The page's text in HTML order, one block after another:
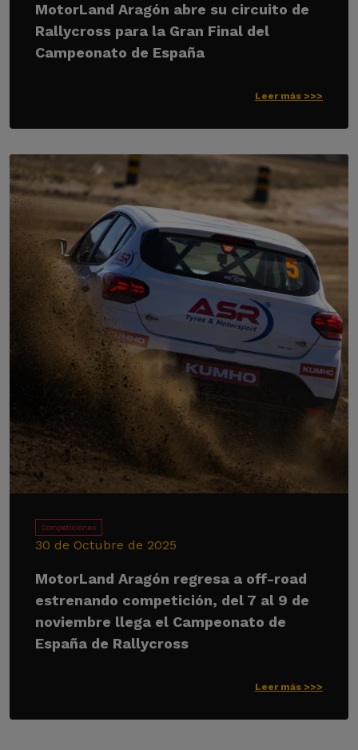
MotorLand Aragón abre su circuito de
Rallycross para la Gran Final del
Campeonato de España
Leer más >>>
Competiciones
30 de Octubre de 2025
MotorLand Aragón regresa a off-road
estrenando competición, del 7 al 9 de
noviembre llega el Campeonato de
España de Rallycross
Leer más >>>